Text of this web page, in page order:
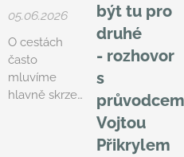
05.06.2026
O cestách
často
mluvíme
hlavně skrze
být tu pro
druhé
- rozhovor
s
průvodcem
Vojtou
Přikrylem